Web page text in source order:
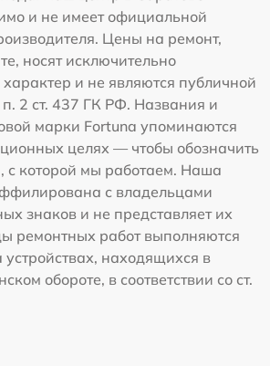
и не имеет официальной
Цены на ремонт,
носят исключительно
и не являются публичной
п. 2 ст. 437 ГК РФ. Названия и
марки Fortuna упоминаются
целях — чтобы обозначить
с которой мы работаем. Наша
с владельцами
знаков и не представляет их
ремонтных работ выполняются
находящихся в
обороте, в соответствии со ст.